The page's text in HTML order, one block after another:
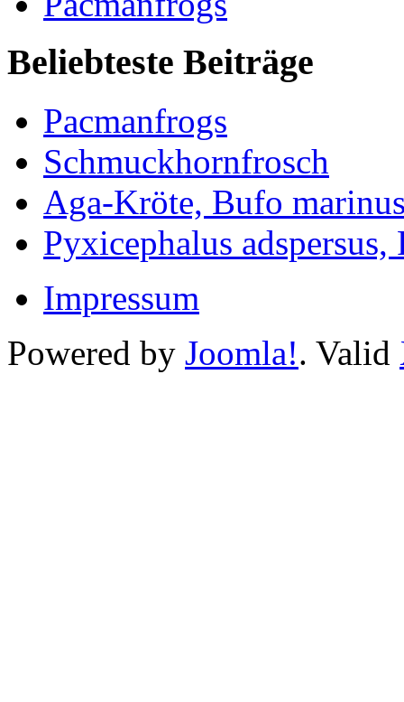
Beliebteste Beiträge
Pacmanfrogs
Schmuckhornfrosch
Aga-Kröte, Bufo
Pyxicephalus
Impressum
Powered by Joomla!. Valid